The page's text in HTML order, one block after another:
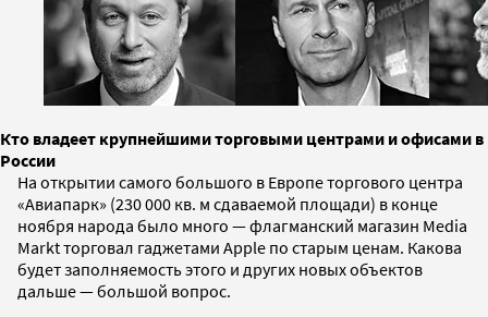
Кто владеет крупнейшими торговыми центрами и офисами в
России
На открытии самого большого в Европе торгового центра
«Авиапарк» (230 000 кв. м сдаваемой площади) в конце
ноября народа было много — флагманский магазин Media
Markt торговал гаджетами Apple по старым ценам. Какова
будет заполняемость этого и других новых объектов
дальше — большой вопрос.